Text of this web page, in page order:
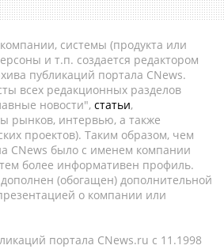
системы (продукта или
и т.п. создается редактором
публикаций портала CNews.
всех редакционных разделов
новости", статьи,
рынков, интервью, а также
проектов). Таким образом, чем
CNews было с именем компании
более информативен профиль.
(обогащен) дополнительной
о компании или
портала CNews.ru c 11.1998